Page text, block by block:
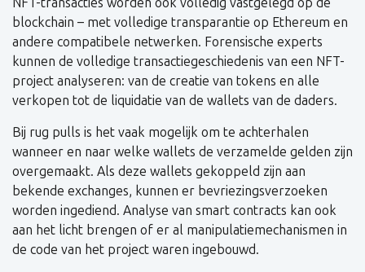
NFT-transacties worden ook volledig vastgelegd op de
blockchain – met volledige transparantie op Ethereum en
andere compatibele netwerken. Forensische experts
kunnen de volledige transactiegeschiedenis van een NFT-
project analyseren: van de creatie van tokens en alle
verkopen tot de liquidatie van de wallets van de daders.
Bij rug pulls is het vaak mogelijk om te achterhalen
wanneer en naar welke wallets de verzamelde gelden zijn
overgemaakt. Als deze wallets gekoppeld zijn aan
bekende exchanges, kunnen er bevriezingsverzoeken
worden ingediend. Analyse van smart contracts kan ook
aan het licht brengen of er al manipulatiemechanismen in
de code van het project waren ingebouwd.